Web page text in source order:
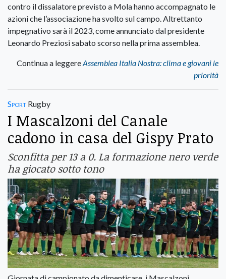
contro il dissalatore previsto a Mola hanno accompagnato le
azioni che l’associazione ha svolto sul campo. Altrettanto
impegnativo sarà il 2023, come annunciato dal presidente
Leonardo Preziosi sabato scorso nella prima assemblea.
Continua a leggereAssemblea Italia Nostra: clima e giovani le
priorità
Sport Rugby
I Mascalzoni del Canale
cadono in casa del Gispy Prato
Sconfitta per 13 a 0. La formazione nero verde
ha giocato sotto tono